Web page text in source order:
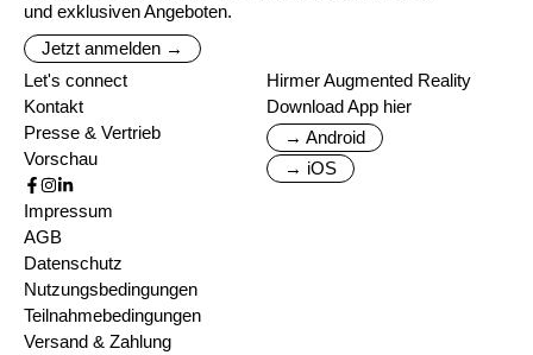
und exklusiven Angeboten.
Jetzt anmelden →
Let's connect
Kontakt
Presse & Vertrieb
Vorschau
Hirmer Augmented Reality
Download App hier
→ Android
→ iOS
Impressum
AGB
Datenschutz
Nutzungsbedingungen
Teilnahmebedingungen
Versand & Zahlung